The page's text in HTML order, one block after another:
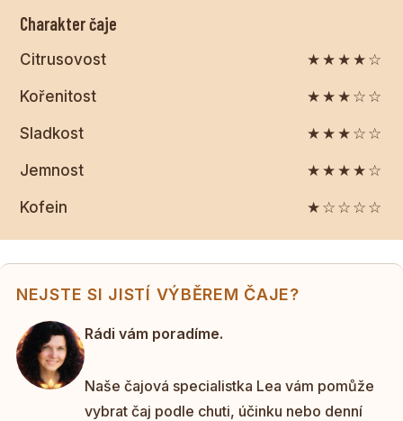
Charakter čaje
Citrusovost ★★★★☆
Kořenitost ★★★☆☆
Sladkost ★★★☆☆
Jemnost ★★★★☆
Kofein ★☆☆☆☆
NEJSTE SI JISTÍ VÝBĚREM ČAJE?
Rádi vám poradíme.
Naše čajová specialistka Lea vám pomůže
vybrat čaj podle chuti, účinku nebo denní